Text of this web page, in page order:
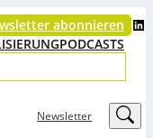
abonnieren LinkedIn
PODCASTS
Newsletter LinkedIn